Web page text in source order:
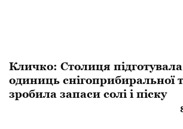
Кличко: Столиця
одиниць снігоприбиральної
зробила запаси солі і піску